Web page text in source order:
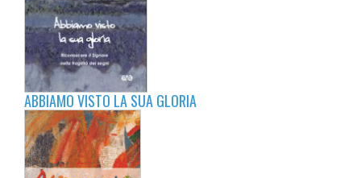
ABBIAMO VISTO LA SUA GLORIA